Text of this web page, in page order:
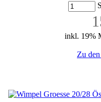
inkl. 19%
Zu